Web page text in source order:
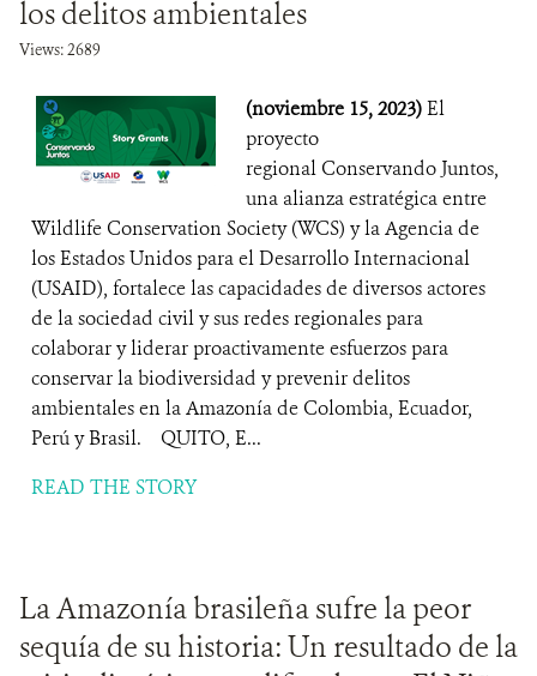
los delitos ambientales
Views: 2689
(noviembre 15, 2023)El
proyecto
regional Conservando Juntos,
una alianza estratégica entre
Wildlife Conservation Society (WCS) y la Agencia de
los Estados Unidos para el Desarrollo Internacional
(USAID), fortalece las capacidades de diversos actores
de la sociedad civil y sus redes regionales para
colaborar y liderar proactivamente esfuerzos para
conservar la biodiversidad y prevenir delitos
ambientales en la Amazonía de Colombia, Ecuador,
Perú y Brasil. QUITO, E...
READ THE STORY
La Amazonía brasileña sufre la peor
sequía de su historia: Un resultado de la